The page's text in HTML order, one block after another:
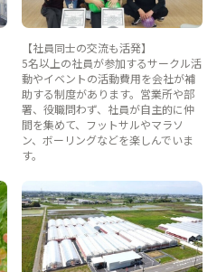
【社員同士の交流も活発】
5名以上の社員が参加するサークル活
動やイベントの活動費用を会社が補
助する制度があります。営業所や部
署、役職問わず、社員が自主的に仲
間を集めて、フットサルやマラソ
ン、ボーリングなどを楽しんでいま
す。